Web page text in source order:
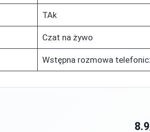
TAk
Czat na żywo
Wstępna rozmowa